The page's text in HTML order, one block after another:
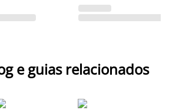
e guias relacionados